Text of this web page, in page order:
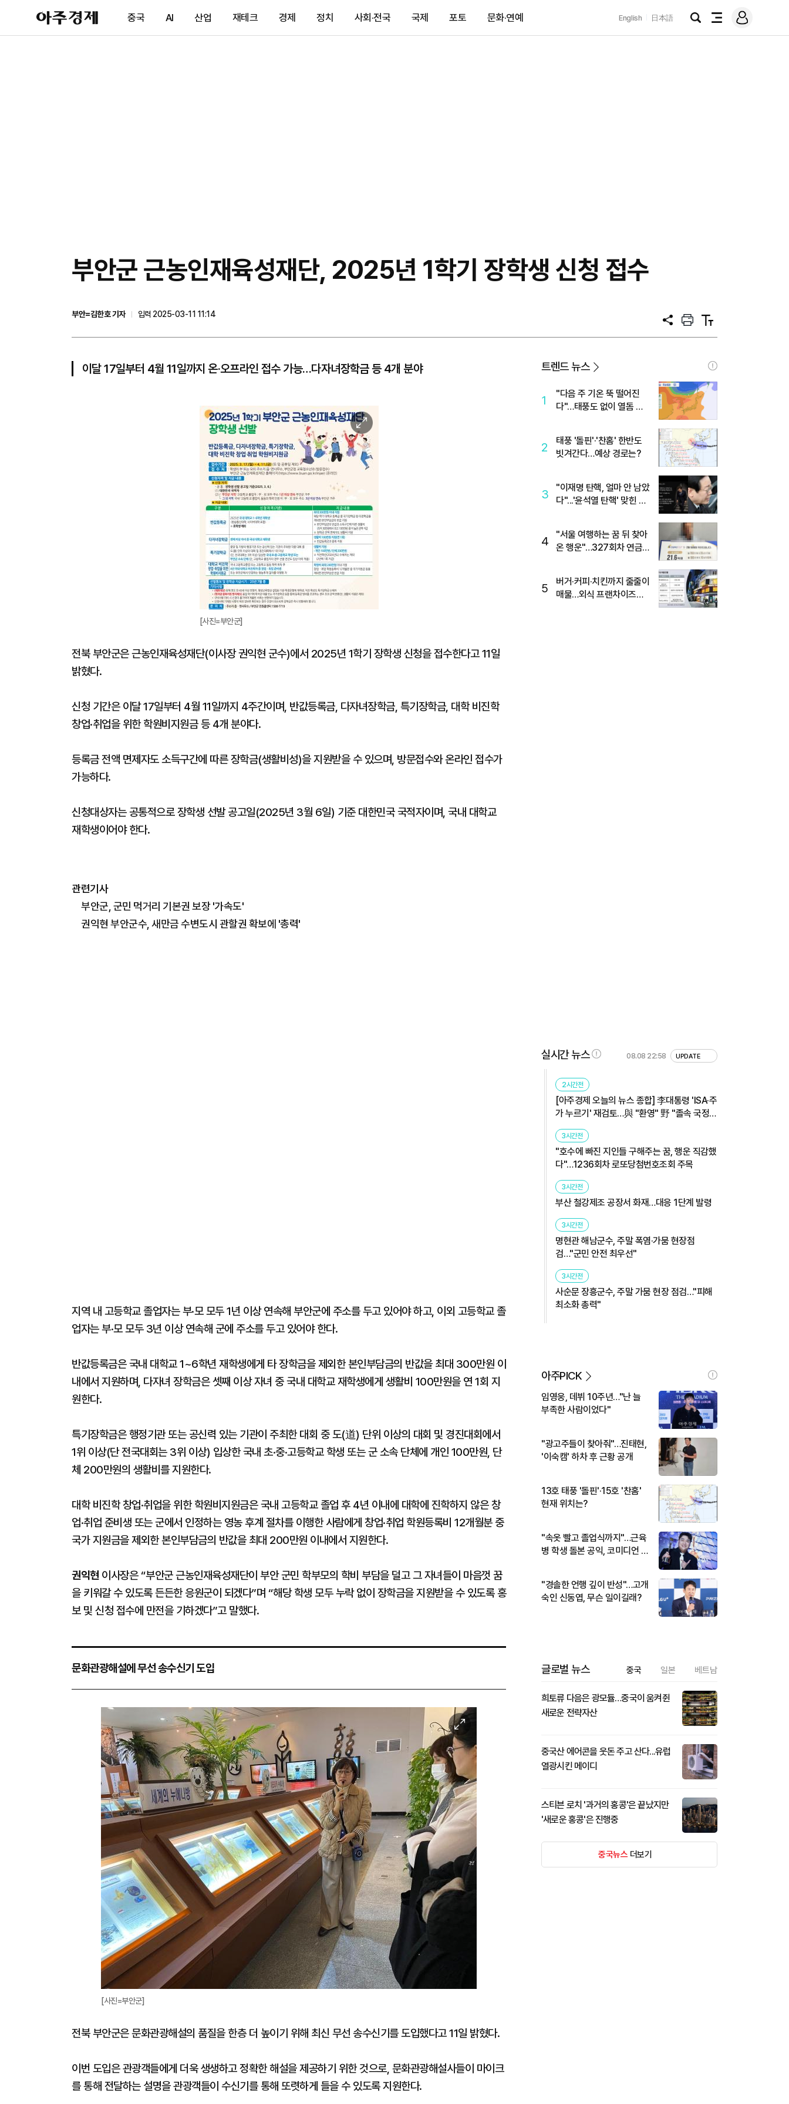
아
주
제
중국 AI 산업 재테크 경제 정치 사회·전국 국제 포토 문화·연예 English 日本語
검
전
메
그
부안군 근농인재육성재단, 2025년 1학기 장학생 신청 접수
부안=김한호 기자
입력 2025-03-11 11:14
공
프
트
텍
트
이달 17일부터 4월 11일까지 온‧오프라인 접수 가능…다자녀장학금 등 4개 분야
이
미
지
[사진=부안군]
전북 부안군은 근농인재육성재단(이사장 권익현 군수)에서 2025년 1학기 장학생 신청을 접수한다고 11일
밝혔다.
신청 기간은 이달 17일부터 4월 11일까지 4주간이며, 반값등록금, 다자녀장학금, 특기장학금, 대학 비진학
창업·취업을 위한 학원비지원금 등 4개 분야다.
등록금 전액 면제자도 소득구간에 따른 장학금(생활비성)을 지원받을 수 있으며, 방문접수와 온라인 접수가
가능하다.
신청대상자는 공통적으로 장학생 선발 공고일(2025년 3월 6일) 기준 대한민국 국적자이며, 국내 대학교
재학생이어야 한다.
관련기사
부안군, 군민 먹거리 기본권 보장 '가속도'
권익현 부안군수, 새만금 수변도시 관할권 확보에 '총력'
지역 내 고등학교 졸업자는 부·모 모두 1년 이상 연속해 부안군에 주소를 두고 있어야 하고, 이외 고등학교 졸
업자는 부·모 모두 3년 이상 연속해 군에 주소를 두고 있어야 한다.
반값등록금은 국내 대학교 1~6학년 재학생에게 타 장학금을 제외한 본인부담금의 반값을 최대 300만원 이
내에서 지원하며, 다자녀 장학금은 셋째 이상 자녀 중 국내 대학교 재학생에게 생활비 100만원을 연 1회 지
원한다.
특기장학금은 행정기관 또는 공신력 있는 기관이 주최한 대회 중 도(道) 단위 이상의 대회 및 경진대회에서
1위 이상(단 전국대회는 3위 이상) 입상한 국내 초·중·고등학교 학생 또는 군 소속 단체에 개인 100만원, 단
체 200만원의 생활비를 지원한다.
대학 비진학 창업·취업을 위한 학원비지원금은 국내 고등학교 졸업 후 4년 이내에 대학에 진학하지 않은 창
업·취업 준비생 또는 군에서 인정하는 영농 후계 절차를 이행한 사람에게 창업·취업 학원등록비 12개월분 중
국가 지원금을 제외한 본인부담금의 반값을 최대 200만원 이내에서 지원한다.
권익현이사장은 “부안군 근농인재육성재단이 부안 군민 학부모의 학비 부담을 덜고 그 자녀들이 마음껏 꿈
을 키워갈 수 있도록 든든한 응원군이 되겠다”며 “해당 학생 모두 누락 없이 장학금을 지원받을 수 있도록 홍
보 및 신청 접수에 만전을 기하겠다”고 말했다.
문화관광해설에 무선 송수신기 도입
이
미
지
확
대
[사진=부안군]
​​​​​​​전북 부안군은 문화관광해설의 품질을 한층 더 높이기 위해 최신 무선 송수신기를 도입했다고 11일 밝혔다.
이번 도입은 관광객들에게 더욱 생생하고 정확한 해설을 제공하기 위한 것으로, 문화관광해설사들이 마이크
를 통해 전달하는 설명을 관광객들이 수신기를 통해 또렷하게 들을 수 있도록 지원한다.
트렌드 뉴스
1
"다음 주 기온 뚝 떨어진
다"…태풍도 없이 열돔 박
2
태풍 '돌핀'·'찬홈' 한반도
빗겨간다…예상 경로는?
3
"이재명 탄핵, 얼마 안 남았
다"...'윤석열 탄핵' 맞힌 무
4
"서울 여행하는 꿈 뒤 찾아
온 행운"…327회차 연금
5
버거·커피·치킨까지 줄줄이
매물…외식 프랜차이즈
실시간 뉴스 08.08 22:58 UPDATE
2시간전
[아주경제 오늘의 뉴스 종합] 李대통령 'ISA·주
가 누르기' 재검토…與 "환영" 野 "졸속 국정"
外
3시간전
"호수에 빠진 지인들 구해주는 꿈, 행운 직감했
다"…1236회차 로또당첨번호조회 주목
3시간전
부산 철강제조 공장서 화재…대응 1단계 발령
3시간전
명현관 해남군수, 주말 폭염·가뭄 현장점
검…"군민 안전 최우선"
3시간전
사순문 장흥군수, 주말 가뭄 현장 점검…"피해
최소화 총력"
아주PICK
임영웅, 데뷔 10주년…"난 늘
부족한 사람이었다"
"광고주들이 찾아줘"…진태현,
'이숙캠' 하차 후 근황 공개
13호 태풍 '돌핀'·15호 '찬홈'
현재 위치는?
"속옷 빨고 졸업식까지"…근육
병 학생 돌본 공익, 코미디언 김
"경솔한 언행 깊이 반성"…고개
숙인 신동엽, 무슨 일이길래?
글로벌 뉴스 중국 일본 베트남
희토류 다음은 광모듈…중국이 움켜쥔
새로운 전략자산
중국산 에어콘을 웃돈 주고 산다...유럽
열광시킨 메이디
스티븐 로치 '과거의 홍콩'은 끝났지만
'새로운 홍콩'은 진행중
중국뉴스더보기